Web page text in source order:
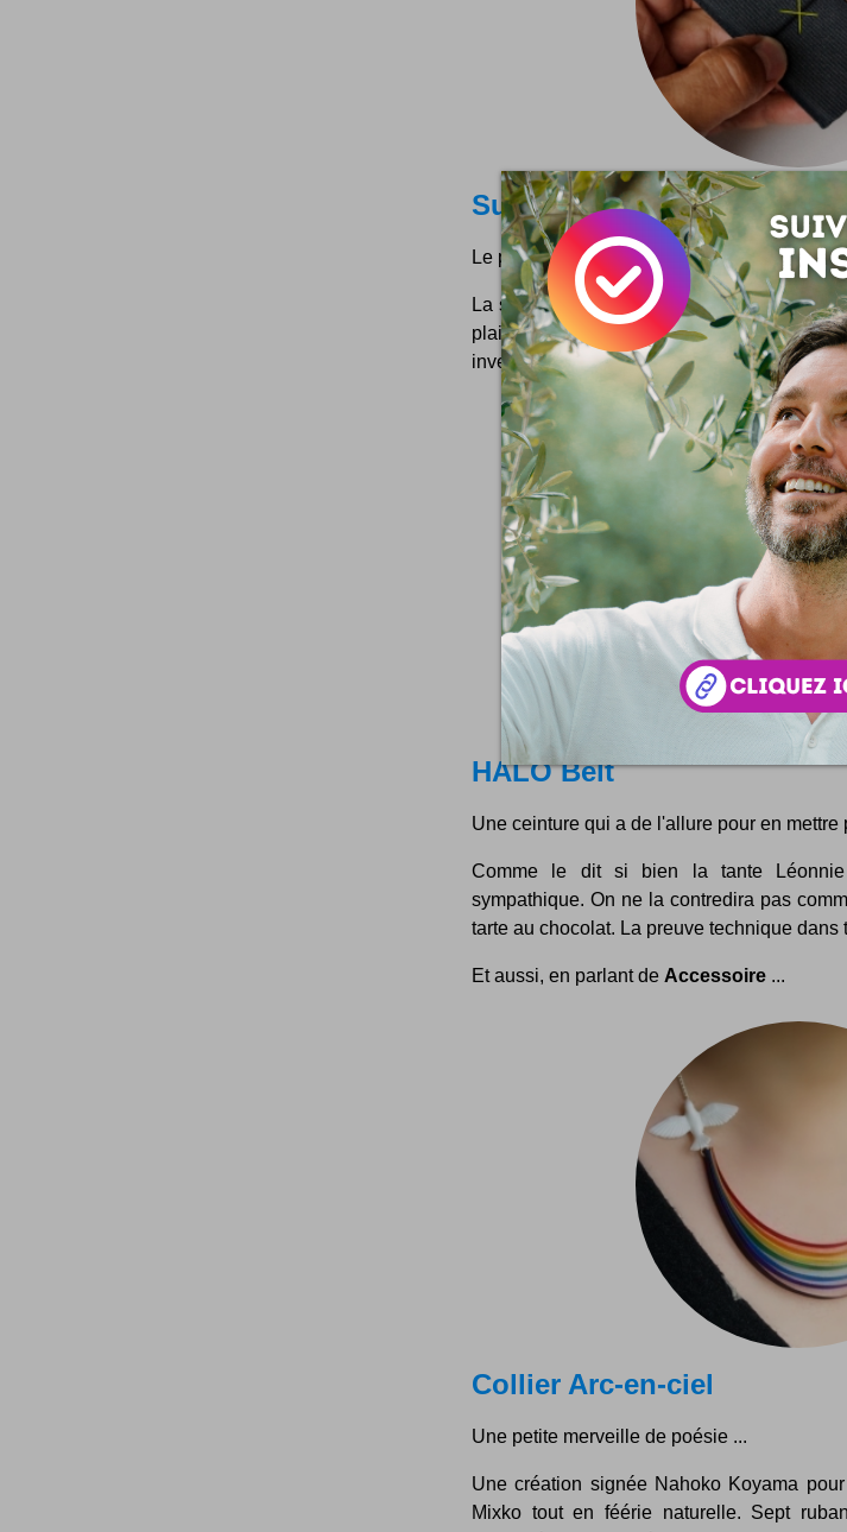
Supr Slim
Le portefeuille en mode minimaliste !
La subtile sophistication de la simplicité la
plaisir aux yeux comme aux neurones !
inventions qui va au delà de l'idéal du
HALO Belt
Une ceinture qui a de l'allure pour en mettre
Comme le dit si bien la tante
sympathique. On ne la contredira pas
tarte au chocolat. La preuve technique dans
Et aussi, en parlant de Accessoire ...
Collier Arc-en-ciel
Une petite merveille de poésie ...
Une création signée Nahoko Koyama
Mixko tout en féérie naturelle. Sept